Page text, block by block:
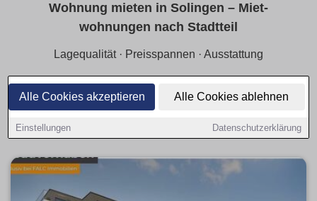
Alle Cookies akzeptieren Alle Cookies ablehnen
Einstellungen Datenschutzerklärung
Wohnung mieten in Solingen – Miet­
wohnungen nach Stadtteil
Lagequalität · Preisspannen · Ausstattung
Finde Mietwohnungen in Solingen gezielt nach Stadtteil und
ruhiger Lage. Wir zeigen aktuelle Preisspannen (Kaltmiete),
Hinweise zu Nebenkosten und filtern provisionsfrei, Balkon,
Parkplatz oder Haustiere erlaubt.